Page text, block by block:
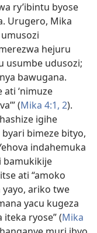
ry’ibintu byose
Urugero, Mika
hejuru
usumbe udusozi;
bawugana.
‘nimuze
(Mika 4:1, 2).
igihe
bimeze bityo,
indahemuka
bamukikije
ati “amoko
yayo, ariko twe
yacu kugeza
ryose” (Mika